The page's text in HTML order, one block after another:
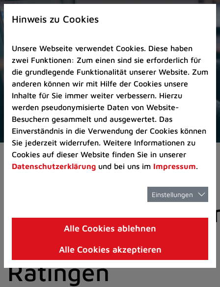
Zur
Startseite
Zum
Seitenanfang
springen
(Schnelltaste
A)
Zur
Navigation/Menü
springen
(Schnelltaste
M)
Zur
8)
I)
Aktuelles Pressemitteilungen
der Stadt
Ratingen
Hinweis zu Cookies
Unsere Webseite verwendet Cookies. Diese haben
zwei Funktionen: Zum einen sind sie erforderlich für
die grundlegende Funktionalität unserer Website. Zum
anderen können wir mit Hilfe der Cookies unsere
Inhalte für Sie immer weiter verbessern. Hierzu
werden pseudonymisierte Daten von Website-
Besuchern gesammelt und ausgewertet. Das
Einverständnis in die Verwendung der Cookies können
Sie jederzeit widerrufen. Weitere Informationen zu
Cookies auf dieser Website finden Sie in unserer
Datenschutzerklärung und bei uns im Impressum.
Einstellungen
Alle Cookies ablehnen
Alle Cookies akzeptieren